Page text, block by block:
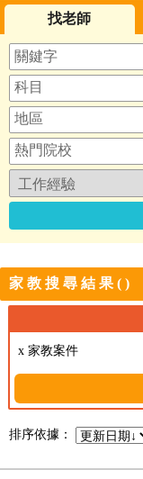
找老師
家教搜尋結果()
x 家教案件
排序依據：